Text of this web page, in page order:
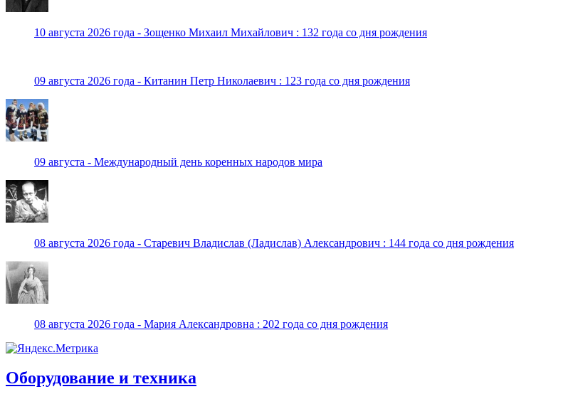
10 августа 2026 года - Зощенко Михаил Михайлович : 132 года со дня рождения
09 августа 2026 года - Китанин Петр Николаевич : 123 года со дня рождения
09 августа - Международный день коренных народов мира
08 августа 2026 года - Старевич Владислав (Ладислав) Александрович : 144 года со дня рождения
08 августа 2026 года - Мария Александровна : 202 года со дня рождения
Оборудование и техника